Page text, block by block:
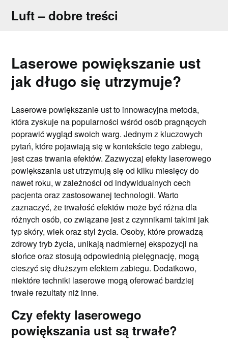
Luft – dobre treści
Laserowe powiększanie ust
jak długo się utrzymuje?
Laserowe powiększanie ust to innowacyjna metoda,
która zyskuje na popularności wśród osób pragnących
poprawić wygląd swoich warg. Jednym z kluczowych
pytań, które pojawiają się w kontekście tego zabiegu,
jest czas trwania efektów. Zazwyczaj efekty laserowego
powiększania ust utrzymują się od kilku miesięcy do
nawet roku, w zależności od indywidualnych cech
pacjenta oraz zastosowanej technologii. Warto
zaznaczyć, że trwałość efektów może być różna dla
różnych osób, co związane jest z czynnikami takimi jak
typ skóry, wiek oraz styl życia. Osoby, które prowadzą
zdrowy tryb życia, unikają nadmiernej ekspozycji na
słońce oraz stosują odpowiednią pielęgnację, mogą
cieszyć się dłuższym efektem zabiegu. Dodatkowo,
niektóre techniki laserowe mogą oferować bardziej
trwałe rezultaty niż inne.
Czy efekty laserowego
powiększania ust są trwałe?